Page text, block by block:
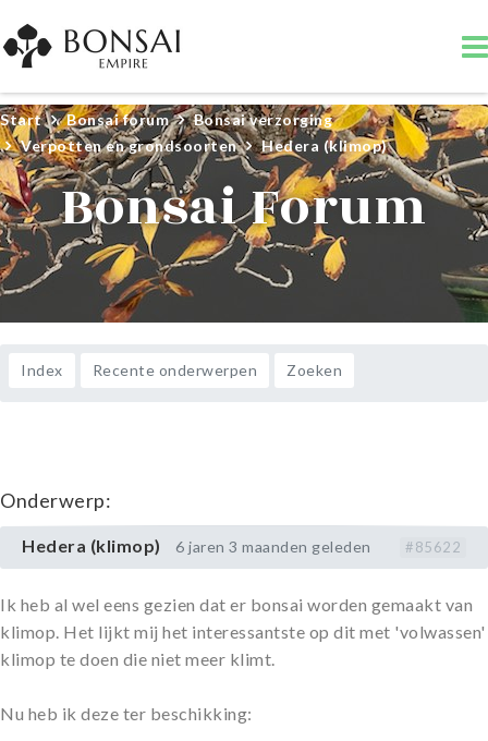
Start Bonsai forum
Bonsai verzorging
Verpotten en grondsoorten
Hedera (klimop)
Bonsai Forum
Index Recente onderwerpen Zoeken
Onderwerp:
Hedera (klimop) 6 jaren 3 maanden geleden #85622
Ik heb al wel eens gezien dat er bonsai worden gemaakt van
klimop. Het lijkt mij het interessantste op dit met 'volwassen'
klimop te doen die niet meer klimt.
Nu heb ik deze ter beschikking: